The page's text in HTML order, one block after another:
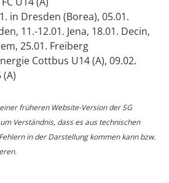
in Dresden (Borea), 05.01.
11.-12.01. Jena, 18.01. Decin,
25.01. Freiberg
Cottbus U14 (A), 09.02.
früheren Website-Version der SG
Verständnis, dass es aus technischen
in der Darstellung kommen kann bzw.